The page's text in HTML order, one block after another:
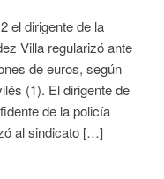
el dirigente de la
Villa regularizó ante
de euros, según
(1). El dirigente de
de la policía
al sindicato […]